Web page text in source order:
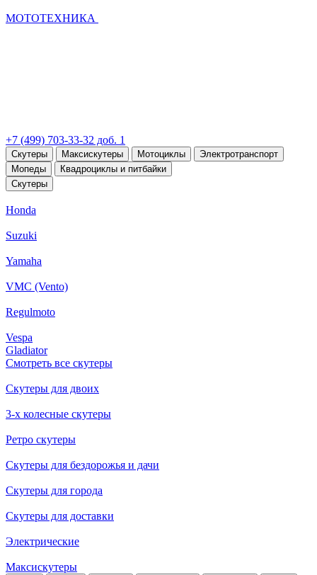
МОТОТЕХНИКА
+7 (499) 703-33-32 доб. 1
Скутеры Максискутеры Мотоциклы
Электротранспорт
Мопеды
Квадроциклы и питбайки
Скутеры
Honda
Suzuki
Yamaha
VMC (Vento)
Regulmoto
Vespa
Gladiator
Смотреть все скутеры
Скутеры для двоих
3-х колесные скутеры
Ретро скутеры
Скутеры для бездорожья и дачи
Скутеры для города
Скутеры для доставки
Электрические
Максискутеры